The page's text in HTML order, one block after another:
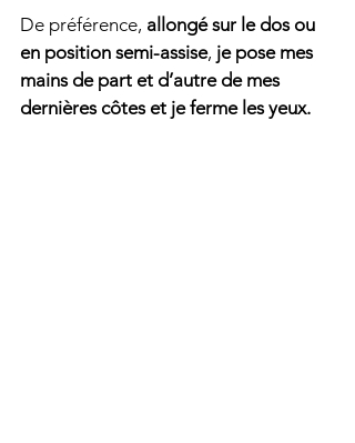
De préférence, allongé sur le dos ou
en position semi-assise, je pose mes
mains de part et d’autre de mes
dernières côtes et je ferme les yeux.